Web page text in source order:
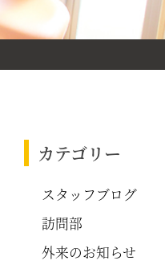
カテゴリー
スタッフブログ
訪問部
外来のお知らせ